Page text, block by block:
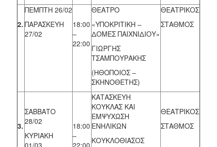
2.
ΠΕΜΠΤΗ 26/02
ΠΑΡΑΣΚΕΥΗ
27/02
18:00
–
22:00
ΘΕΑΤΡΟ
«ΥΠΟΚΡΙΤΙΚΗ –
ΔΟΜΕΣ ΠΑΙΧΝΙΔΙΟΥ»
ΓΙΩΡΓΗΣ
ΤΣΑΜΠΟΥΡΑΚΗΣ
(ΗΘΟΠΟΙΟΣ –
ΣΚΗΝΟΘΕΤΗΣ)
ΘΕΑΤΡΙΚΟΣ
ΣΤΑΘΜΟΣ
3.
ΣΑΒΒΑΤΟ
28/02
ΚΥΡΙΑΚΗ
01/03
18:00
–
22:00
ΚΑΤΑΣΚΕΥΗ
ΚΟΥΚΛΑΣ ΚΑΙ
ΕΜΨΥΧΩΣΗ
ΕΝΗΛΙΚΩΝ
ΚΟΥΚΛΟΘΙΑΣΟΣ
ΘΕΑΤΡΙΚΟΣ
ΣΤΑΘΜΟΣ